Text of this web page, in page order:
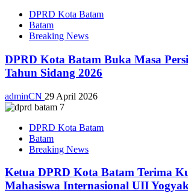
DPRD Kota Batam
Batam
Breaking News
DPRD Kota Batam Buka Masa
Tahun Sidang 2026
adminCN 29 April 2026
DPRD Kota Batam
Batam
Breaking News
Ketua DPRD Kota Batam Terima
Mahasiswa Internasional UII